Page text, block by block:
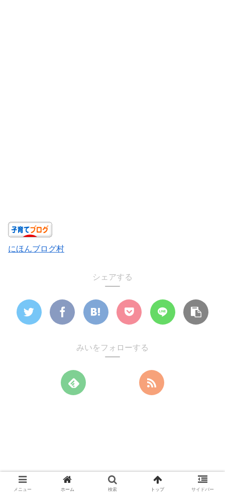
にほんブログ村
シェアする
みいをフォローする
メニュー ホーム 検索 トップ サイドバー